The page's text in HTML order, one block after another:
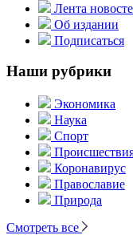
Лента
Об издании
Подписаться
Наши рубрики
Экономика
Наука
Спорт
Коронавирус
Православие
Природа
Смотреть все